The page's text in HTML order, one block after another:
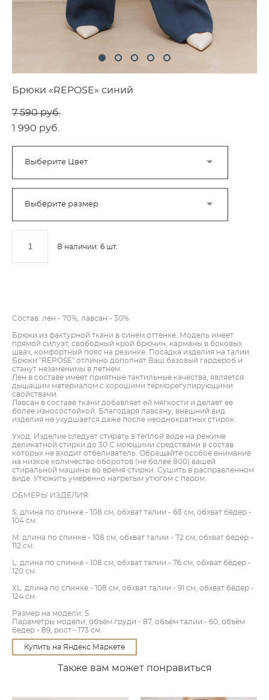
Брюки «REPOSE» синий
7 590 pуб.
1 990 pуб.
Выберите Цвет
Выберите размер
В наличии: 6 шт.
Состав: лен - 70%, лавсан - 30%
Брюки из фактурной ткани в синем оттенке. Модель имеет
прямой силуэт, свободный крой брючин, карманы в боковых
швах, комфортный пояс на резинке. Посадка изделия на талии.
Брюки "REPOSE" отлично дополнят Ваш базовый гардероб и
станут незаменимы в летнем.
Лен в составе имеет приятные тактильные качества, является
дышащим материалом с хорошими терморегулирующими
свойствами.
Лавсан в составе ткани добавляет ей мягкости и делает ее
более износостойкой. Благодаря лавсану, внешний вид
изделия не ухудшается даже после неоднократных стирок.
Уход: Изделие следует стирать в тёплой воде на режиме
деликатной стирки до 30 C моющими средствами в состав
которых не входит отбеливатель. Обращайте особое внимание
на низкое количество оборотов (не более 800) вашей
стиральной машины во время стирки. Сушить в расправленном
виде. Утюжить умеренно нагретым утюгом с паром.
ОБМЕРЫ ИЗДЕЛИЯ:
S: длина по спинке - 108 см, обхват талии - 68 см, обхват бёдер -
104 см.
M: длина по спинке - 108 см, обхват талии - 72 см, обхват бёдер -
112 см.
L: длина по спинке - 108 см, обхват талии - 76 см, обхват бёдер -
120 см.
XL: длина по спинке - 108 см, обхват талии - 91 см, обхват бёдер -
124 см.
Размер на модели: S
Параметры модели: объём груди - 87, объём талии - 60, объём
бедер - 89, рост - 173 см.
Купить на Яндекс Маркете
Также вам может понравиться